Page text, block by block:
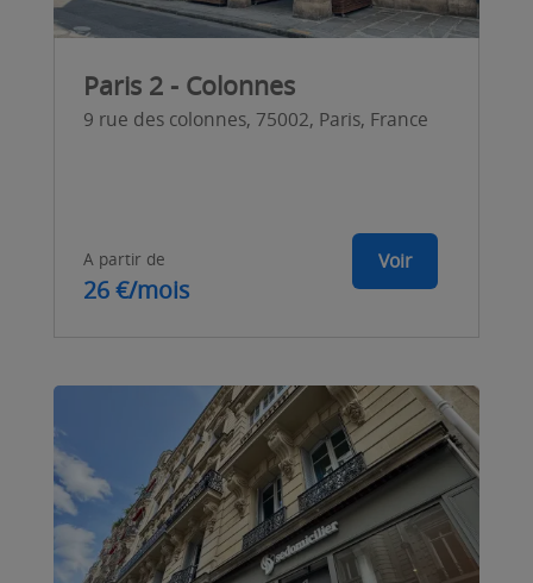
Paris 2 - Colonnes
9 rue des colonnes, 75002, Paris, France
A partir de
26 €/mois
Voir